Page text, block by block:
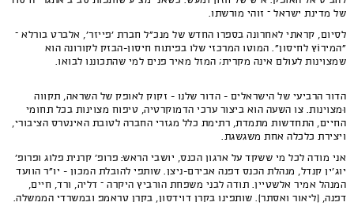
של מדינת ישראל – זוהי מורשתו.
לסיום, קראתי לאחרונה בספרו החדש של מנכ"ל חברת 'פייזר', אלברט בורלא –
"המירוֹץ לחיסון". המוטו המרכזי שלו בפיתוח חיסון-הבזק לקורונה הוא
שמצוינות לעולם אינה מקרית; המזל מאיר פנים למי שהתכוננו לבואו.
הדור הרביעי של הישראלים - הדור שלנו - זקוק לאופק של השראה, תקווה
וּמצוינות. צו השעה הוא ביצור ערכי הדמוקרטיה, טיפוח מצוינות בכל תחומי
החיים, התחדשות מתמדת, רתימת כלל מגזרי החברה לטובת האינטרס הציבורי,
ויצירת כלכלה אחת משגשגת.
אני מודה לכל מי ששקד על ארגון הכנס, יושבי הראש: פרופ' קרנית פלוג ופרופ'
יוג'ין קנדל, מנהלת הכנס דפנה אבירם-ניצן. שותפי להובלת המכון - יו"ר הוועד
המנהל אמיר אלשטיין. תודה לבני משפחת הורביץ היקרה – דליה, ורד, חיים,
דפנה, [ליאור ואסתר]. שותפינו בקרן דוידסון, בקרן טראמפ ובמשרדי הממשלה.